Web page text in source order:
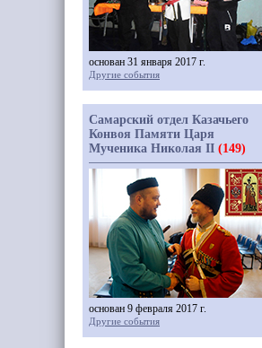
основан 31 января 2017 г.
Другие события
Самарский отдел Казачьего
Конвоя Памяти Царя
Мученика Николая II (149)
основан 9 февраля 2017 г.
Другие события